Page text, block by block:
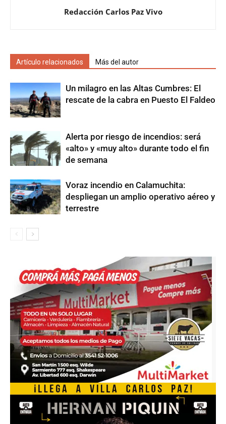
Redacción Carlos Paz Vivo
Artículo relacionados Más del autor
Un milagro en las Altas Cumbres: El
rescate de la cabra en Puesto El Faldeo
Alerta por riesgo de incendios: será
«alto» y «muy alto» durante todo el fin
de semana
Voraz incendio en Calamuchita:
despliegan un amplio operativo aéreo y
terrestre